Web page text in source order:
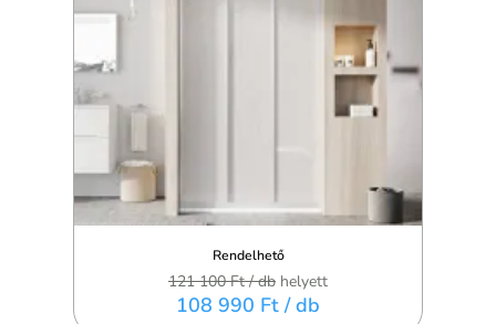
Rendelhető
121 100 Ft/ db helyett
108 990 Ft / db